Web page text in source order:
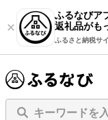
ふるなびア
返礼品がも
ふるさと納税サ
キーワードを